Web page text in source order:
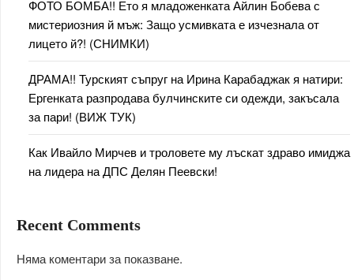
ФОТО БОМБА!! Ето я младоженката Айлин Бобева с
мистериозния й мъж: Защо усмивката е изчезнала от
лицето й?! (СНИМКИ)
ДРАМА!! Турският съпруг на Ирина Карабаджак я натири:
Ергенката разпродава булчинските си одежди, закъсала
за пари! (ВИЖ ТУК)
Как Ивайло Мирчев и троловете му лъскат здраво имиджа
на лидера на ДПС Делян Пеевски!
Recent Comments
Няма коментари за показване.